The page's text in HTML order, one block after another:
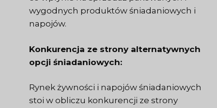
wygodnych produktów śniadaniowych i
napojów.
Konkurencja ze strony alternatywnych
opcji śniadaniowych:
Rynek żywności i napojów śniadaniowych
stoi w obliczu konkurencji ze strony